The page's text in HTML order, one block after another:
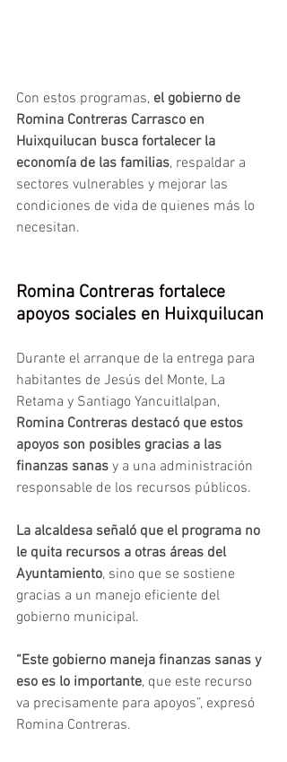
Con estos programas, el gobierno de
Romina Contreras Carrasco en
Huixquilucan busca fortalecer la
economía de las familias, respaldar a
sectores vulnerables y mejorar las
condiciones de vida de quienes más lo
necesitan.
Romina Contreras fortalece
apoyos sociales en Huixquilucan
Durante el arranque de la entrega para
habitantes de Jesús del Monte, La
Retama y Santiago Yancuitlalpan,
Romina Contreras destacó que estos
apoyos son posibles gracias a las
finanzas sanas y a una administración
responsable de los recursos públicos.
La alcaldesa señaló que el programa no
le quita recursos a otras áreas del
Ayuntamiento, sino que se sostiene
gracias a un manejo eficiente del
gobierno municipal.
“Este gobierno maneja finanzas sanas y
eso es lo importante, que este recurso
va precisamente para apoyos”, expresó
Romina Contreras.